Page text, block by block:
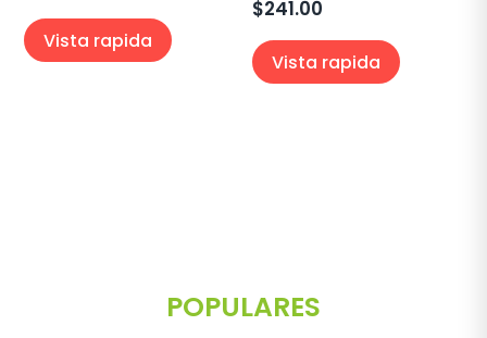
Vista rapida
$241.00
Vista rapida
POPULARES